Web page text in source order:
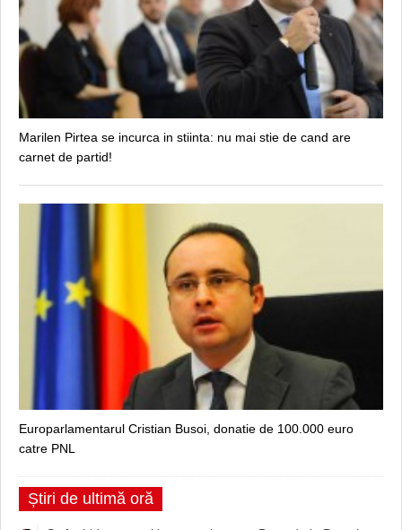
Marilen Pirtea se incurca in stiinta: nu mai stie de cand are
carnet de partid!
Europarlamentarul Cristian Busoi, donatie de 100.000 euro
catre PNL
Știri de ultimă oră